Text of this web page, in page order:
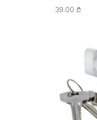
39.00 ₾